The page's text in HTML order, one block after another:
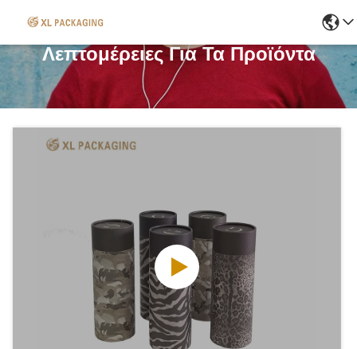
Λεπτομέρειες Για Τα Προϊόντα